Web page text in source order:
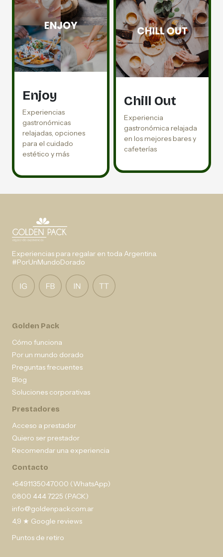
Enjoy
Experiencias
gastronómicas
relajadas, opciones
para el cuidado
estético y más
Chill Out
Experiencia
gastronómica relajada
en los mejores bares y
cafeterías
Experiencias para regalar en toda Argentina.
#PorUnMundoDorado
Golden Pack
Cómo funciona
Por un mundo dorado
Preguntas frecuentes
Blog
Soluciones corporativas
Prestadores
Acceso a prestador
Quiero ser prestador
Recomendar una experiencia
Contacto
+5491135047000 (WhatsApp)
0800 444 7225 (PACK)
info@goldenpack.com.ar
4,9 ★ Google reviews
Puntos de retiro